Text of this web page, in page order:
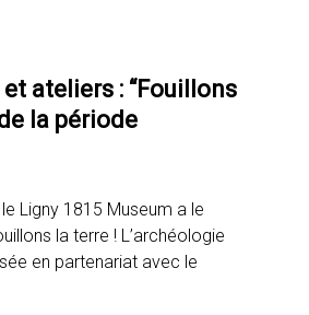
ateliers : “Fouillons
la période
Ligny 1815 Museum a le
la terre ! L’archéologie
en partenariat avec le